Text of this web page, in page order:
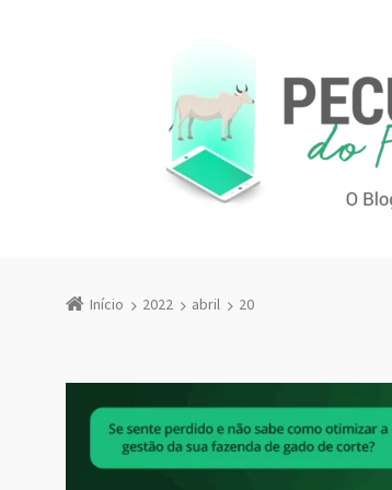
Início 2022 abril 20